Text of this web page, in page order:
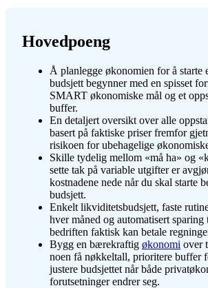
Hovedpoeng
Å planlegge økonomien for å starte
budsjett begynner med en spisset
SMART økonomiske mål og et
buffer.
En detaljert oversikt over alle
basert på faktiske priser fremfor
risikoen for ubehagelige
Skille tydelig mellom «må ha» og
sette tak på variable utgifter er
kostnadene nede når du skal starte
budsjett.
Enkelt likviditetsbudsjett, faste
hver måned og automatisert
bedriften faktisk kan betale
Bygg en bærekraftig økonomi over
noen få nøkkeltall, prioritere buffer
justere budsjettet når både
forutsetninger endrer seg.